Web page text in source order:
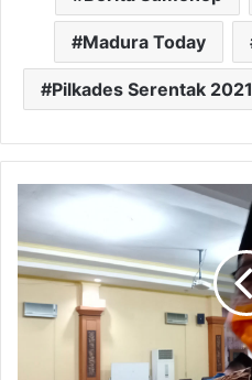
Madura Today
Pilkades Serentak 2021